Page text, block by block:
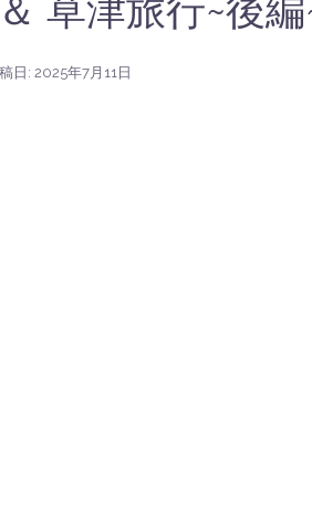
草津旅行~後編
日:2025年7月11日